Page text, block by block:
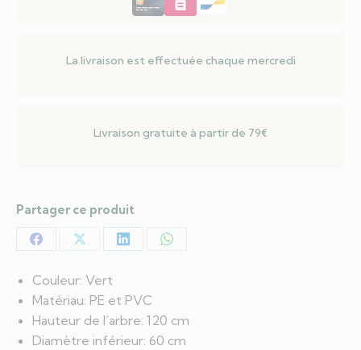
Couleur: Vert
Matériau: PE et PVC
Hauteur de l’arbre: 120 cm
Diamètre inférieur: 60 cm
La livraison est effectuée chaque mercredi
Livraison gratuite à partir de 79€
Partager ce produit
Partager
sur
Facebook
Partager
sur
X
Partager
LinkedIn
Partager